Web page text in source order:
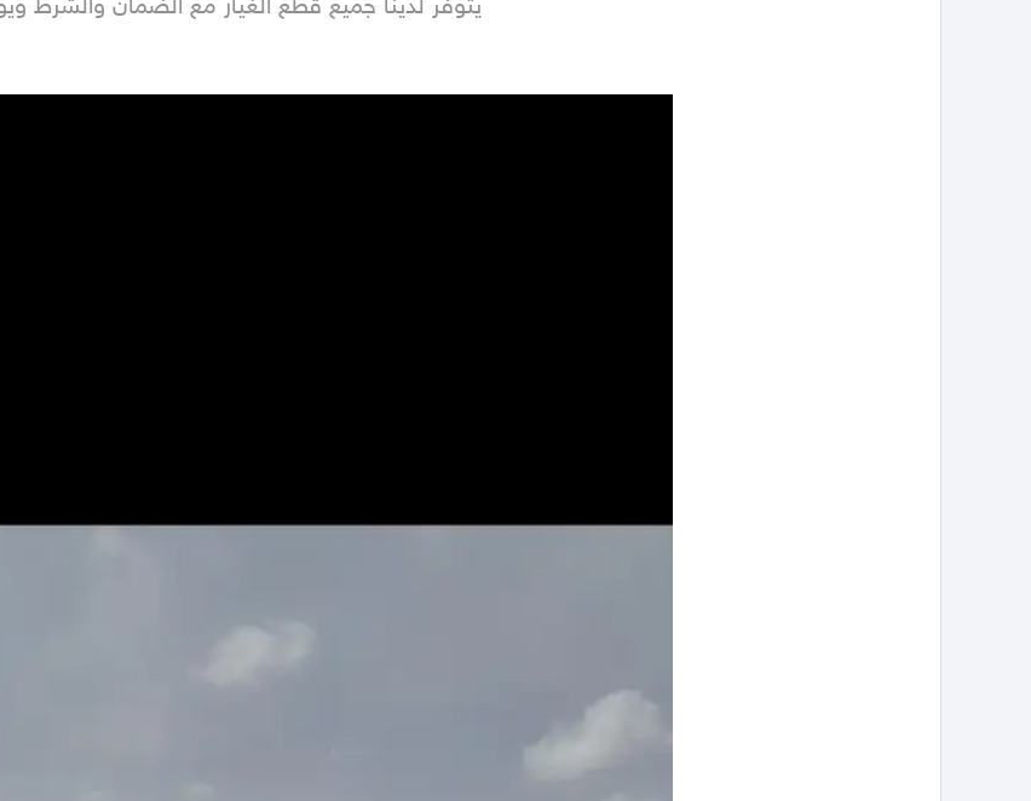
يتوفر لدينا جميع قطع الغيار مع الضمان والشرط